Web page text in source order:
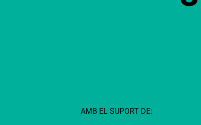
AMB EL SUPORT DE: